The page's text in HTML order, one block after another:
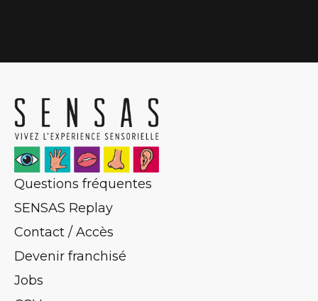
Questions fréquentes
SENSAS Replay
Contact / Accès
Devenir franchisé
Jobs